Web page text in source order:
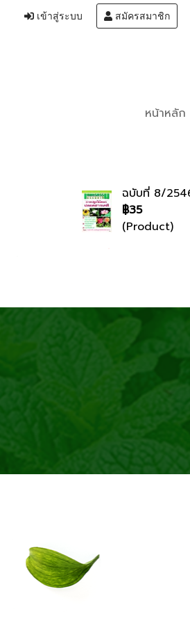
เข้าสู่ระบบ สมัครสมาชิก
หน้าหลัก
ฉบับที่ 8/
฿35
(Product)